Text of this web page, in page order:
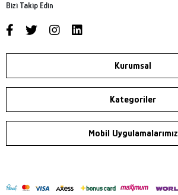
Bizi Takip Edin
Kurumsal
Kategoriler
Mobil Uygulamalarımız